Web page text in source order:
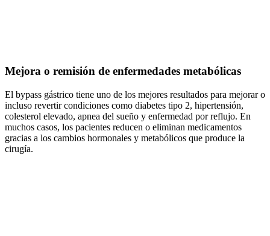
Mejora o remisión de enfermedades metabólicas
El bypass gástrico tiene uno de los mejores resultados para mejorar o
incluso revertir condiciones como diabetes tipo 2, hipertensión,
colesterol elevado, apnea del sueño y enfermedad por reflujo. En
muchos casos, los pacientes reducen o eliminan medicamentos
gracias a los cambios hormonales y metabólicos que produce la
cirugía.